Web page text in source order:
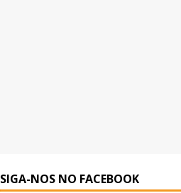
SIGA-NOS NO FACEBOOK